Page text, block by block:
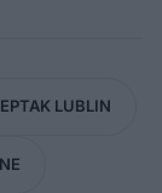
LUBLIN